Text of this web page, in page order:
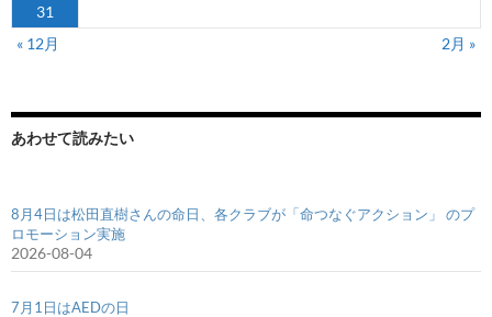
31
« 12月
2月 »
あわせて読みたい
8月4日は松田直樹さんの命日、各クラブが「命つなぐアクション」 のプ
ロモーション実施
2026-08-04
7月1日はAEDの日